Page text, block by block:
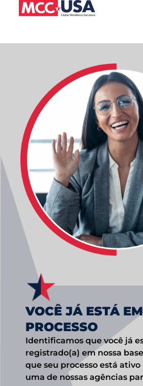
VOCÊ JÁ ESTÁ EM
PROCESSO
Identificamos que você já
registrado(a) em nossa
que seu processo está
uma de nossas agências